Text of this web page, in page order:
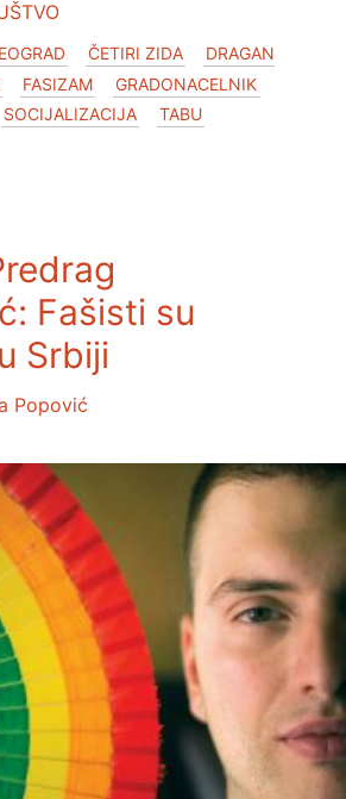
ČETIRI ZIDA
DRAGAN
FASIZAM
GRADONACELNIK
SOCIJALIZACIJA TABU
Fašisti su
Srbiji
Popović